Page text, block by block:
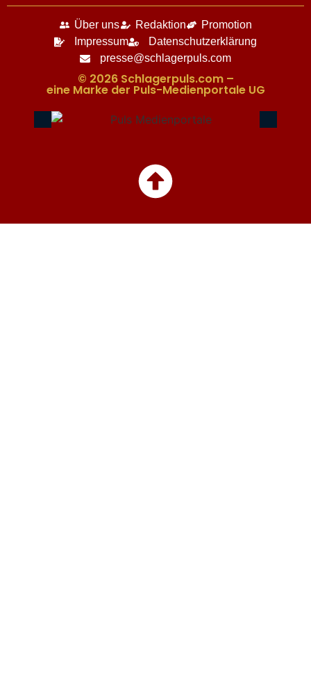
Über uns Redaktion
Promotion
Impressum
Datenschutzerklärung
presse@schlagerpuls.com
© 2026 Schlagerpuls.com –
eine Marke der Puls-Medienportale UG​